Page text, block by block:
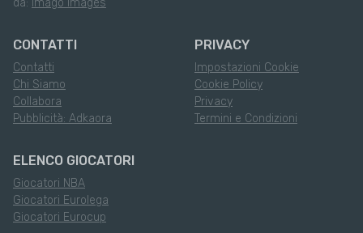
da: Imago Images
CONTATTI
Contatti
Chi Siamo
Collabora
Pubblicità: Adkaora
PRIVACY
Impostazioni Cookie
Cookie Policy
Privacy
Termini e Condizioni
ELENCO GIOCATORI
Giocatori NBA
Giocatori Eurolega
Giocatori Eurocup